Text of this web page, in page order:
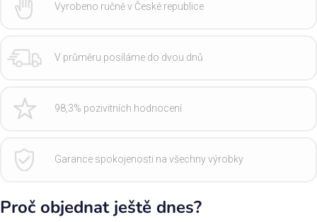
Vyrobeno ručně v České republice
V průměru posíláme do dvou dnů
98,3% pozivitních hodnocení
Garance spokojenosti na všechny výrobky
Proč objednat ještě dnes?